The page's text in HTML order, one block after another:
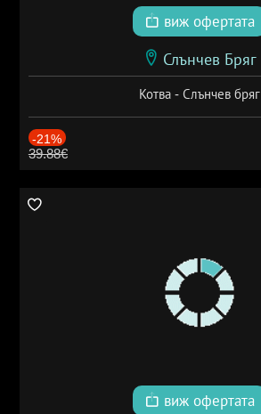
виж офертата
Слънчев Бряг
Котва - Слънчев бряг
-21%
39.88€
виж офертата